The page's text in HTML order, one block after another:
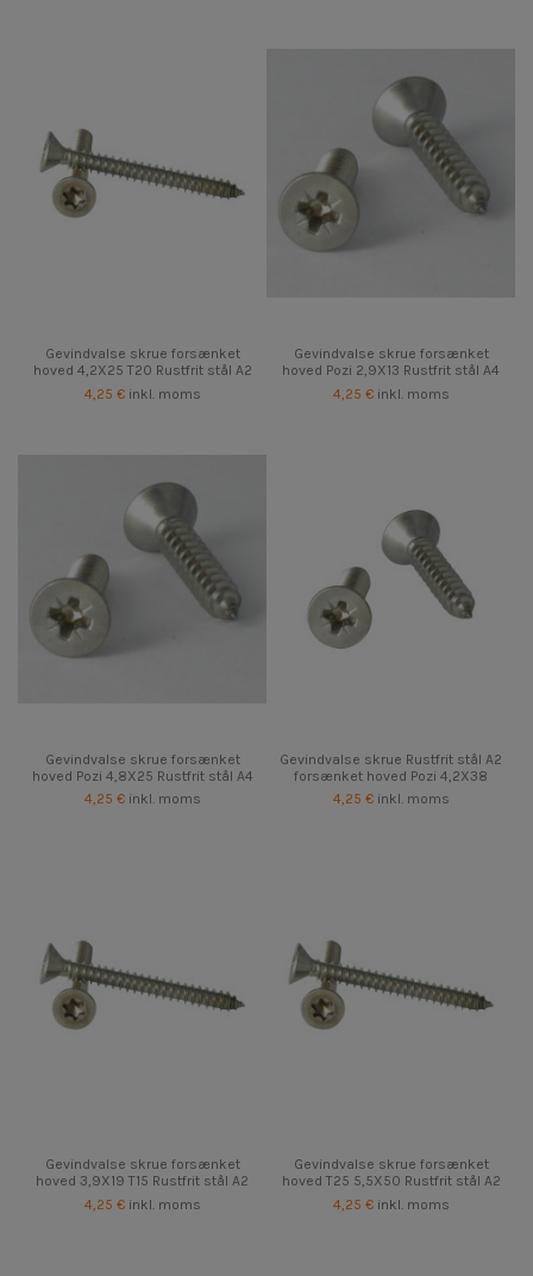
Gevindvalse skrue forsænket
hoved 4,2X25 T20 Rustfrit stål A2
4,25 € inkl. moms
Gevindvalse skrue forsænket
hoved Pozi 2,9X13 Rustfrit stål A4
4,25 € inkl. moms
Gevindvalse skrue forsænket
hoved Pozi 4,8X25 Rustfrit stål A4
4,25 € inkl. moms
Gevindvalse skrue Rustfrit stål A2
forsænket hoved Pozi 4,2X38
4,25 € inkl. moms
Gevindvalse skrue forsænket
hoved 3,9X19 T15 Rustfrit stål A2
4,25 € inkl. moms
Gevindvalse skrue forsænket
hoved T25 5,5X50 Rustfrit stål A2
4,25 € inkl. moms